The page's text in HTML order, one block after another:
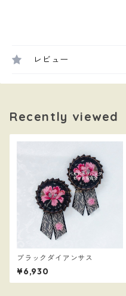
レビュー
Recently viewed
ブラックダイアンサス
¥6,930